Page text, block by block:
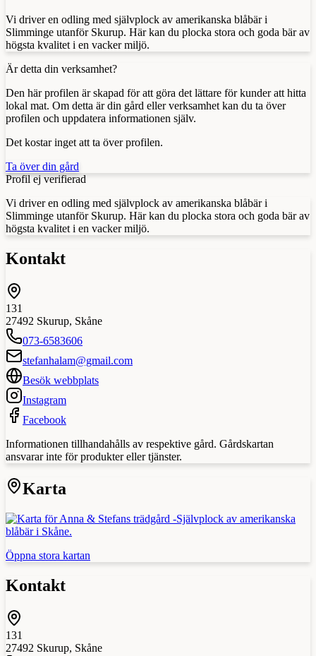
Vi driver en odling med självplock av amerikanska blåbär i
Slimminge utanför Skurup. Här kan du plocka stora och goda bär av
högsta kvalitet i en vacker miljö.
Är detta din verksamhet?
Den här profilen är skapad för att göra det lättare för kunder att hitta
lokal mat. Om detta är din gård eller verksamhet kan du ta över
profilen och uppdatera informationen själv.
Det kostar inget att ta över profilen.
Ta över din gård
Profil ej verifierad
Vi driver en odling med självplock av amerikanska blåbär i
Slimminge utanför Skurup. Här kan du plocka stora och goda bär av
högsta kvalitet i en vacker miljö.
Kontakt
131
27492 Skurup, Skåne
073-6583606
stefanhalam@gmail.com
Besök webbplats
Instagram
Facebook
Informationen tillhandahålls av respektive gård. Gårdskartan
ansvarar inte för produkter eller tjänster.
Karta
Öppna stora kartan
Kontakt
131
27492 Skurup, Skåne